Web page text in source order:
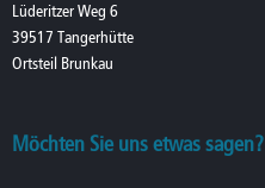
Lüderitzer Weg 6
39517 Tangerhütte
Ortsteil Brunkau
Möchten Sie uns etwas sagen?